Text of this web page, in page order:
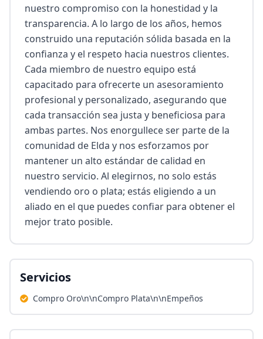
nuestro compromiso con la honestidad y la
transparencia. A lo largo de los años, hemos
construido una reputación sólida basada en la
confianza y el respeto hacia nuestros clientes.
Cada miembro de nuestro equipo está
capacitado para ofrecerte un asesoramiento
profesional y personalizado, asegurando que
cada transacción sea justa y beneficiosa para
ambas partes. Nos enorgullece ser parte de la
comunidad de Elda y nos esforzamos por
mantener un alto estándar de calidad en
nuestro servicio. Al elegirnos, no solo estás
vendiendo oro o plata; estás eligiendo a un
aliado en el que puedes confiar para obtener el
mejor trato posible.
Servicios
Compro Oro\n\nCompro Plata\n\nEmpeños